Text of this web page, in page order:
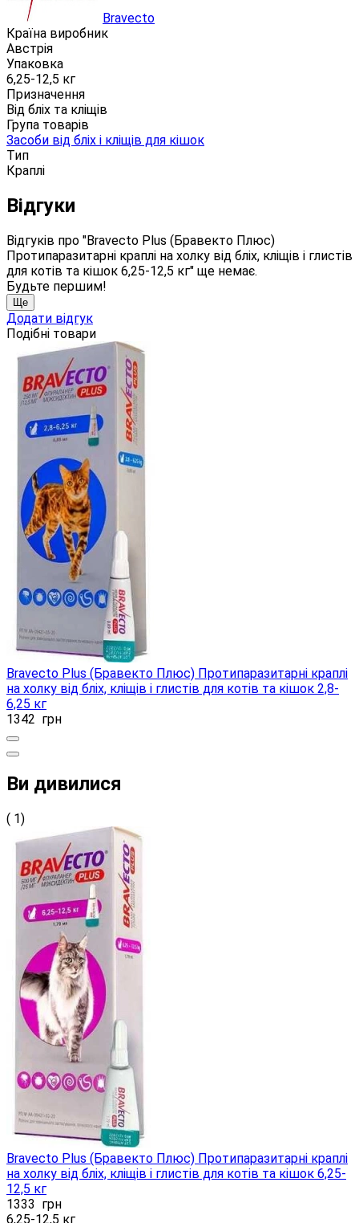
Bravecto
Країна виробник
Австрія
Упаковка
6,25-12,5 кг
Призначення
Від бліх та кліщів
Група товарів
Засоби від бліх і кліщів для кішок
Тип
Краплі
Відгуки
Відгуків про "Bravecto Plus (Бравекто Плюс)
Протипаразитарні краплі на холку від бліх, кліщів і глистів
для котів та кішок 6,25-12,5 кг" ще немає.
Будьте першим!
Ще
Додати відгук
Подібні товари
Bravecto Plus (Бравекто Плюс) Протипаразитарні краплі
на холку від бліх, кліщів і глистів для котів та кішок 2,8-
6,25 кг
1342 грн
Ви дивилися
( 1)
Bravecto Plus (Бравекто Плюс) Протипаразитарні краплі
на холку від бліх, кліщів і глистів для котів та кішок 6,25-
12,5 кг
1333 грн
6,25-12,5 кг